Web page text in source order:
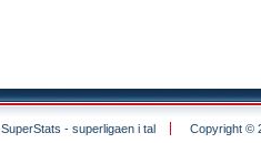
SuperStats - superligaen i tal Copyright ©